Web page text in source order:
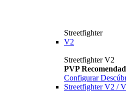
Streetfighter
V2
Streetfighter V2
PVP
Configurar
Streetfighter V2 /